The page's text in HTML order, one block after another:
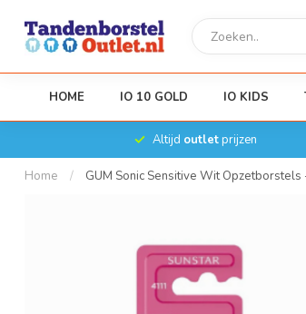
HOME IO 10 GOLD IO KIDS
Altijd outletprijzen
Home / GUM Sonic Sensitive Wit Opzetborstels